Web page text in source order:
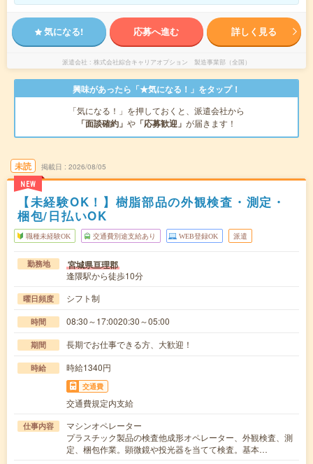
気になる! 応募へ進む 詳しく見る
派遣会社 株式会社綜合キャリアオプション 製造事業部（全国）
興味があったら「★気になる！」をタップ！
「気になる！」を押しておくと、派遣会社から
「面談確約」 や 「応募歓迎」 が届きます！
未読
NEW
掲載日 2026/08/05
【未経験OK！】樹脂部品の外観検査・測定・
梱包/日払いOK
職種未経験OK 交通費別途支給あり WEB登録OK 派遣
勤務地 宮城県亘理郡
逢隈駅から徒歩10分
曜日頻度 シフト制
時間 08:30～17:0020:30～05:00
期間 長期でお仕事できる方、大歓迎！
時給 時給1340円
交通費
交通費規定内支給
仕事内容
マシンオペレーター
プラスチック製品の検査他成形オペレーター、外観検査、測
定、梱包作業。顕微鏡や投光器を当てて検査。基本…